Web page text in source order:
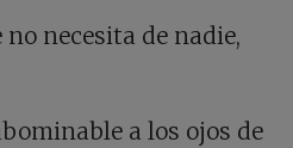
no necesita de nadie,
a los ojos de